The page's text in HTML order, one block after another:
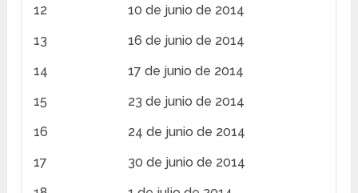
12
10 de junio de 2014
13
16 de junio de 2014
14
17 de junio de 2014
15
23 de junio de 2014
16
24 de junio de 2014
17
30 de junio de 2014